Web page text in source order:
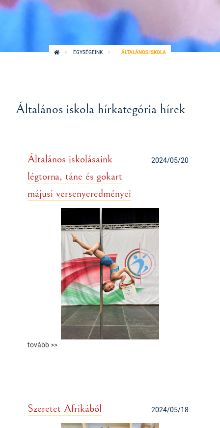
EGYSÉGEINK ÁLTALÁNOS ISKOLA
Általános iskola hírkategória hírek
2024/05/20
Általános iskolásaink
légtorna, tánc és gokart
májusi versenyeredményei
tovább >>
2024/05/18
Szeretet Afrikából